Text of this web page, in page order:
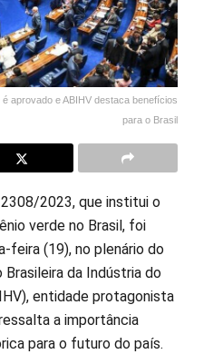
aprovado e ABIHV destaca benefícios
para o Brasil
2023, que institui o
verde no Brasil, foi
feira (19), no plenário do
Brasileira da Indústria do
entidade protagonista
a importância
para o futuro do país.